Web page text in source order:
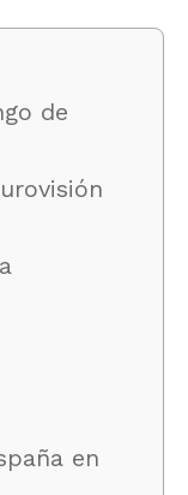
de
en